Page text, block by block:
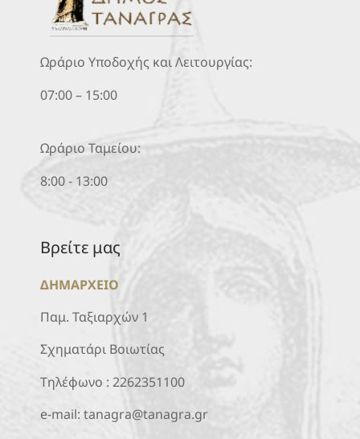
Ωράριο Υποδοχής και Λειτουργίας:
07:00 – 15:00
Ωράριο Ταμείου:
8:00 - 13:00
Βρείτε μας
ΔΗΜΑΡΧΕΙΟ
Παμ. Ταξιαρχών 1
Σχηματάρι Βοιωτίας
Τηλέφωνο : 2262351100
e-mail: tanagra@tanagra.gr